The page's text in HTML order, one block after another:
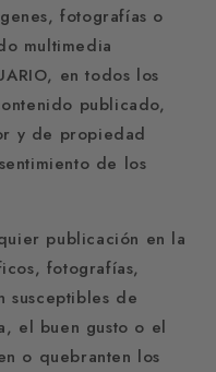
fotografías o
multimedia
en todos los
publicado,
y de propiedad
de los
publicación en la
fotografías,
susceptibles de
el buen gusto o el
o quebranten los